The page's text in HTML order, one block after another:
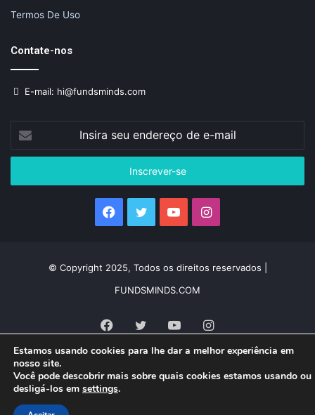
Termos De Uso
Contate-nos
E-mail: hi@fundsminds.com
Insira
seu
endereço
e-
Facebook
Twitter YouTubeInstagram
© Copyright 2025, Todos os direitos reservados |
FUNDSMINDS.COM
Facebook
Twitter YouTubeInstagram
Estamos usando cookies para lhe dar a melhor experiência em
nosso site.
Você pode descobrir mais sobre quais cookies estamos usando ou
desligá-los em settings.